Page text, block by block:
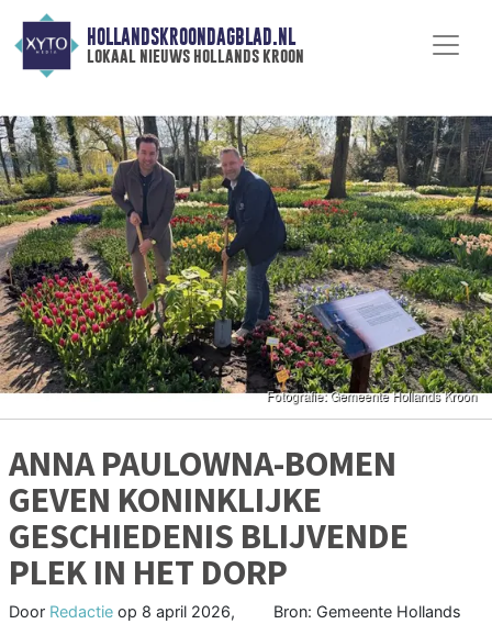
HOLLANDSKROONDAGBLAD.NL
lokaal nieuws hollands kroon
ANNA PAULOWNA-BOMEN
GEVEN KONINKLIJKE
GESCHIEDENIS BLIJVENDE
PLEK IN HET DORP
Door Redactie op 8 april 2026,
Bron: Gemeente Hollands